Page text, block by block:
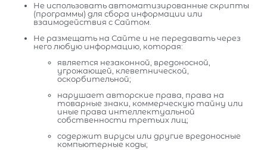
Не использовать автоматизированные скрипты
(программы) для сбора информации или
взаимодействия с Сайтом.
Не размещать на Сайте и не передавать через
него любую информацию, которая:
является незаконной, вредоносной,
угрожающей, клеветнической,
оскорбительной;
нарушает авторские права, права на
товарные знаки, коммерческую тайну или
иные права интеллектуальной
собственности третьих лиц;
содержит вирусы или другие вредоносные
компьютерные коды;